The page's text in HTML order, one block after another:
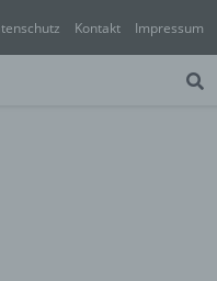
Kontakt Impressum